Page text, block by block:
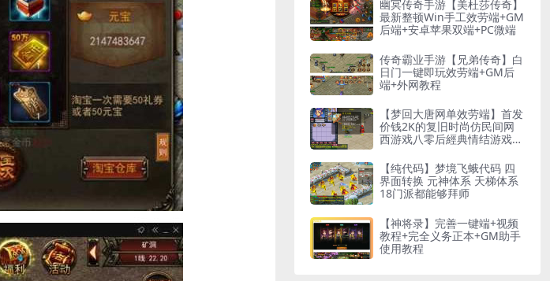
幽冥传奇手游【美杜莎传奇】
最新整顿Win手工效劳端+GM
后端+安卓苹果双端+PC微端
传奇霸业手游【兄弟传奇】白
日门一键即玩效劳端+GM后
端+外网教程
【梦回大唐网单效劳端】首发
价钱2K的复旧时尚仿民间网
西游戏八零后經典情结游戏顺
【纯代码】梦境飞蛾代码 四
界面转换 元神体系 天梯体系
18门派都能够拜师
【神将录】完善一键端+视频
教程+完全义务正本+GM助手
使用教程